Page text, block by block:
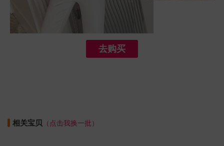
去购买
相关宝贝 （点击我换一批）